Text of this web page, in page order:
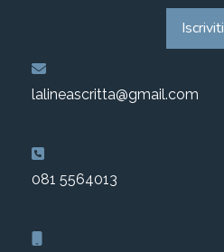
Iscriviti
lalineascritta@gmail.com
081 5564013